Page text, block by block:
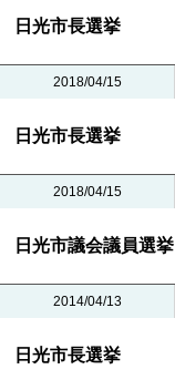
日光市長選挙
2018/04/15
日光市長選挙
2018/04/15
日光市議会議員選挙
2014/04/13
日光市長選挙